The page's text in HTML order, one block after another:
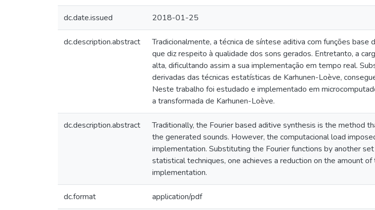
dc.date.issued 2018-01-25
dc.description.abstract
Tradicionalmente, a técnica de síntese aditiva com funções
que diz respeito à qualidade dos sons gerados. Entretanto, a
alta, dificultando assim a sua implementação em tempo real.
derivadas das técnicas estatísticas de Karhunen-Loève,
Neste trabalho foi estudado e implementado em
a transformada de Karhunen-Loève.
dc.description.abstract
Traditionally, the Fourier based aditive synthesis is the method
the generated sounds. However, the computacional load
implementation. Substituting the Fourier functions by another
statistical techniques, one achieves a reduction on the amount
implementation.
dc.format application/pdf